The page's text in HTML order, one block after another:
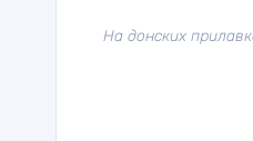
На донских